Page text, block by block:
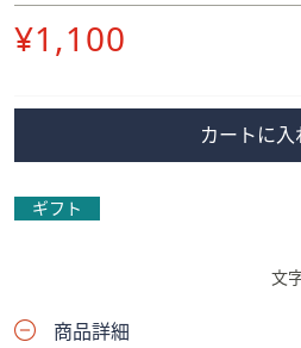
削
¥1,100
カートに入
ギフト
文
商品詳細